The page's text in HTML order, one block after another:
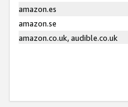
amazon.es
amazon.se
amazon.co.uk, audible.co.uk